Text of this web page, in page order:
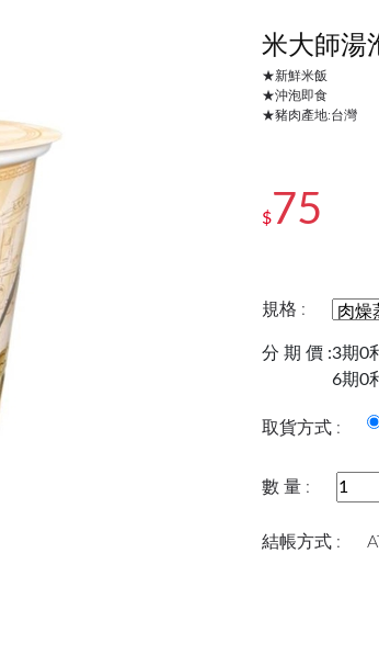
米大師湯
★新鮮米飯
★沖泡即食
★豬肉產地:台灣
$ 75
規格 :
分 期 價 :3期0
6期0
取貨方式 :
數 量 :
結帳方式 :